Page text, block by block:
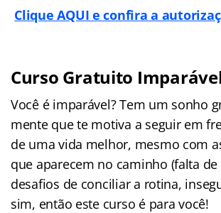
Clique AQUI e confira a
Curso Gratuito
Você é imparável? Tem um sonho
mente que te motiva a seguir em
de uma vida melhor, mesmo com
que aparecem no caminho (falta
desafios de conciliar a rotina,
sim, então este curso é para você!